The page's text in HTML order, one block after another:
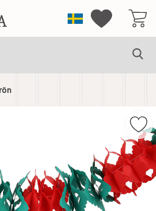
för NostalgiskaSverigeMina